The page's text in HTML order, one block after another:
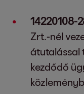
14220108-
Zrt.-nél
átutalással
kezdődő